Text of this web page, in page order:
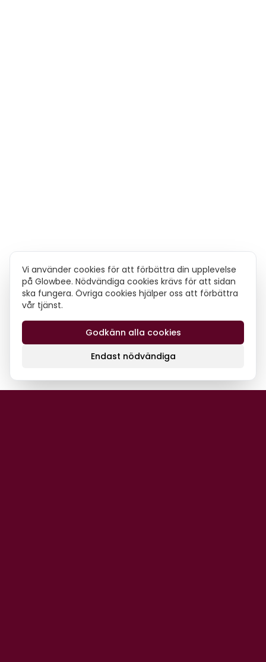
Vi använder cookies för att förbättra din upplevelse
på Glowbee. Nödvändiga cookies krävs för att sidan
ska fungera. Övriga cookies hjälper oss att förbättra
vår tjänst.
Endast nödvändiga
Godkänn alla cookies